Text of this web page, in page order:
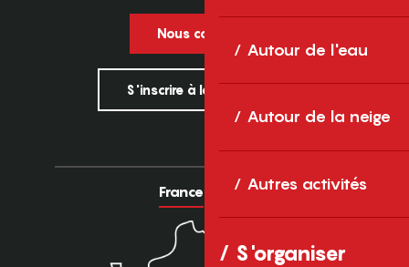
Autour de l'eau
Autour de la neige
Autres activités
S'organiser
Nous contacter
S'inscrire à la newsletter
France Europe